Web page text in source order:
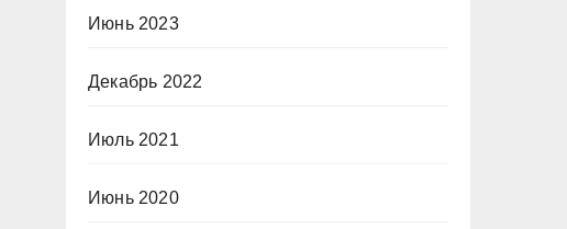
Июнь 2023
Декабрь 2022
Июль 2021
Июнь 2020